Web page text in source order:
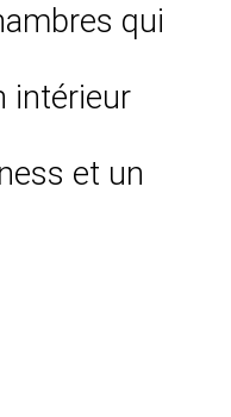
qui
intérieur
et un